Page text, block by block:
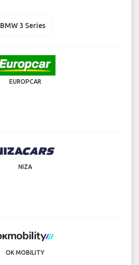
BMW 3 Series
EUROPCAR
NIZA
OK MOBILITY